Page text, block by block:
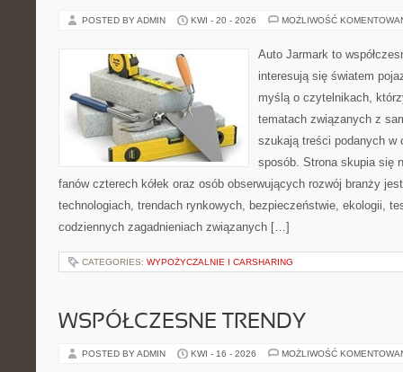
POSTED BY ADMIN KWI - 20 - 2026 MOŻLIWOŚĆ
Auto Jarmark to
interesują się światem
myślą o czytelnikach,
tematach związanych z
szukają treści podanych w
sposób. Strona skupia się
fanów czterech kółek oraz osób obserwujących rozwój branży
technologiach, trendach rynkowych, bezpieczeństwie, ekologii,
codziennych zagadnieniach związanych […]
CATEGORIES: WYPOŻYCZALNIE I CARSHARING
WSPÓŁCZESNE TRENDY
POSTED BY ADMIN KWI - 16 - 2026 MOŻLIWOŚĆ